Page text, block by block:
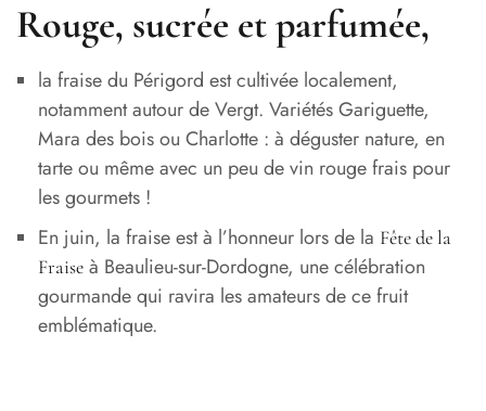
Rouge, sucrée et parfumée,
la fraise du Périgord est cultivée localement,
notamment autour de Vergt. Variétés Gariguette,
Mara des bois ou Charlotte : à déguster nature, en
tarte ou même avec un peu de vin rouge frais pour
les gourmets !
En juin, la fraise est à l’honneur lors de la Fête de la
Fraiseà Beaulieu-sur-Dordogne, une célébration
gourmande qui ravira les amateurs de ce fruit
emblématique.